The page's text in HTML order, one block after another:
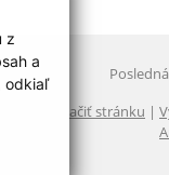
z
a
odkiaľ
Vytlačiť stránku |